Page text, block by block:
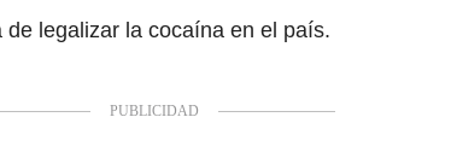
legalizar la cocaína en el país.